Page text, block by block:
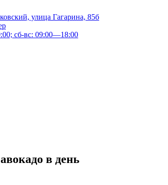
улица Гагарина, 85б
сб-вс: 09:00—18:00
в день